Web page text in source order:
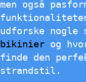
men også
udforske nogle
bikinier og
finde den
strandstil.